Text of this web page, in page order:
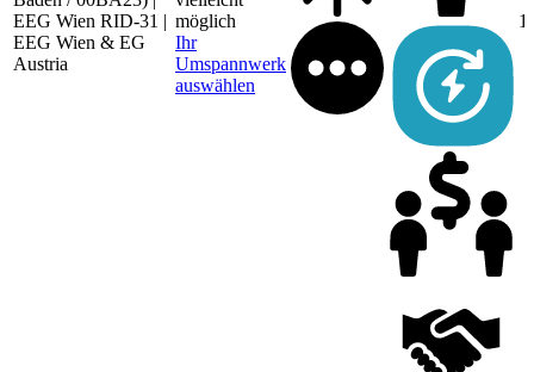
EEG Wien RID-31 |
EEG Wien & EG
Austria
möglich
Ihr
Umspannwerk
auswählen